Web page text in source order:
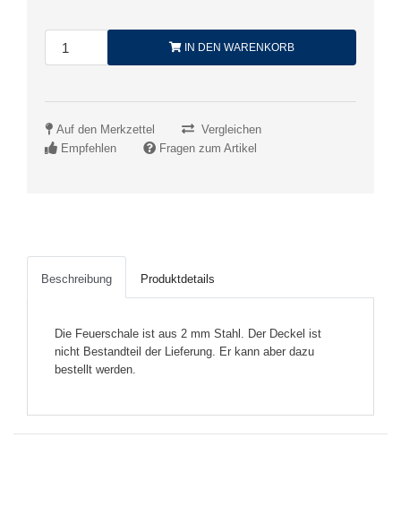
IN DEN WARENKORB
Auf den Merkzettel
Vergleichen
Empfehlen
Fragen zum Artikel
Beschreibung Produktdetails
Die Feuerschale ist aus 2 mm Stahl. Der Deckel ist
nicht Bestandteil der Lieferung. Er kann aber dazu
bestellt werden.